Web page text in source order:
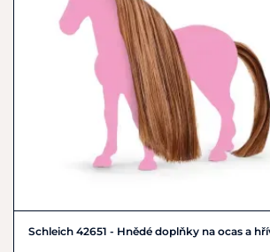
Schleich 42651 - Hnědé doplňky na ocas a